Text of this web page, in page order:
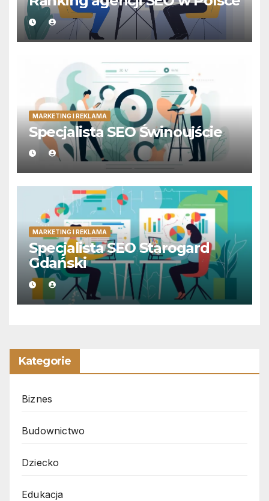
MARKETING I REKLAMA
Specjalista SEO Świnoujście
MARKETING I REKLAMA
Specjalista SEO Starogard
Gdański
Kategorie
Biznes
Budownictwo
Dziecko
Edukacja